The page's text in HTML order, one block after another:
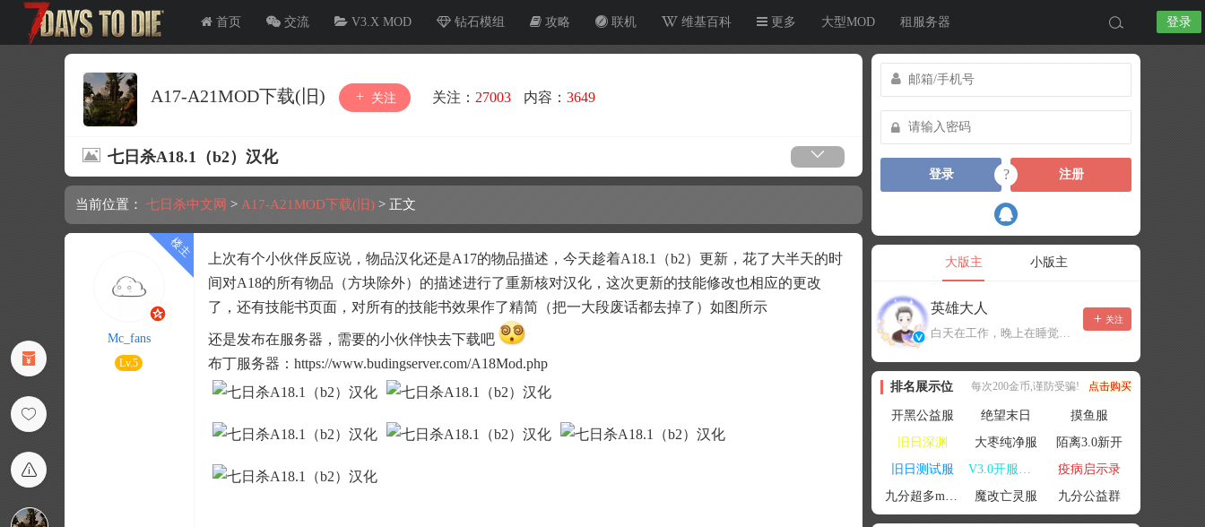
首页 交流 V3.X MOD 钻石模组 攻略 联机 维基百科 更多 大型MOD 租服务器 登录
A17-A21MOD下载(旧) 关注 关注： 27003 内容： 3649
七日杀A18.1（b2）汉化
当前位置： 七日杀中文网 > A17-A21MOD下载(旧) > 正文
Mc_fans
Lv.5
上次有个小伙伴反应说，物品汉化还是A17的物品描述，今天趁着A18.1（b2）更新，花了大半天的时
间对A18的所有物品（方块除外）的描述进行了重新核对汉化，这次更新的技能修改也相应的更改
了，还有技能书页面，对所有的技能书效果作了精简（把一大段废话都去掉了）如图所示
还是发布在服务器，需要的小伙伴快去下载吧
布丁服务器：https://www.budingserver.com/A18Mod.php
登录 ? 注册
大版主 小版主
英雄大人
白天在工作，晚上在睡觉，有事可以留言，不一定能及时回复！
关注
排名展示位 每次200金币,谨防受骗! 点击购买
开黑公益服 绝望末日
摸鱼服
旧日深渊
大枣纯净服
陌离3.0新开
旧日测试服
V3.0开服联机
疫病启示录
九分超多mod群
魔改亡灵服 九分公益群